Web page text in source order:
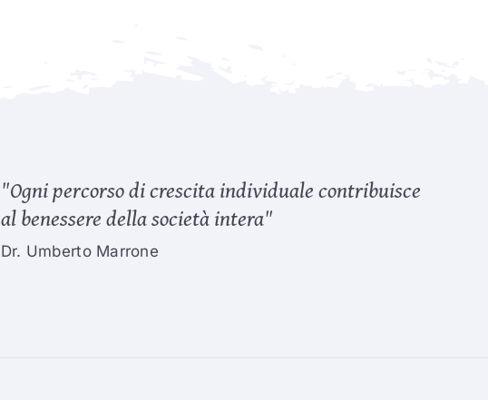
"Ogni percorso di crescita individuale contribuisce
al benessere della società intera"
Dr. Umberto Marrone